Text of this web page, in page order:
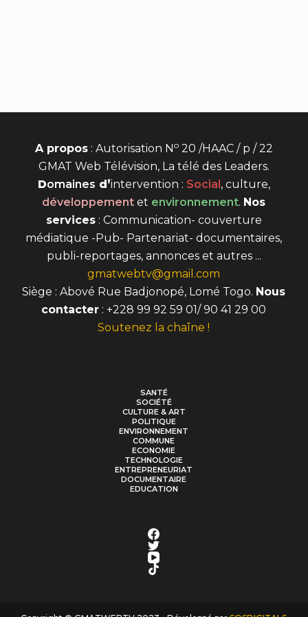
A propos: Autorisation N o20 /HAAC / p / 22
GMAT Web Télévision, La télé des Leaders.
Domaines d’intervention : Social , culture,
développement et environnement. Nos
services: Communication- couverture
médiatique -Pub- Partenariat- documentaires,
publi-reportages, annonces et autres ...
gmatwebtv@gmail.com
Siège : Abové Rue Badjonopé, Lomé Togo. Nous
contacter : +228 99 92 59 01/ 90 41 29 00
Soutenez la chaîne !
SANTÉ
SOCIÉTÉ
CULTURE & ART
POLITIQUE
ENVIRONNEMENT
COMMUNE
ECONOMIE
TECHNOLOGIE
ENTREPRENEURIAT
DOCUMENTAIRE
EDUCATION